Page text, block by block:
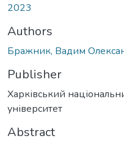
2023
Authors
Бражник, Вадим
Publisher
Харківський
університет
Abstract